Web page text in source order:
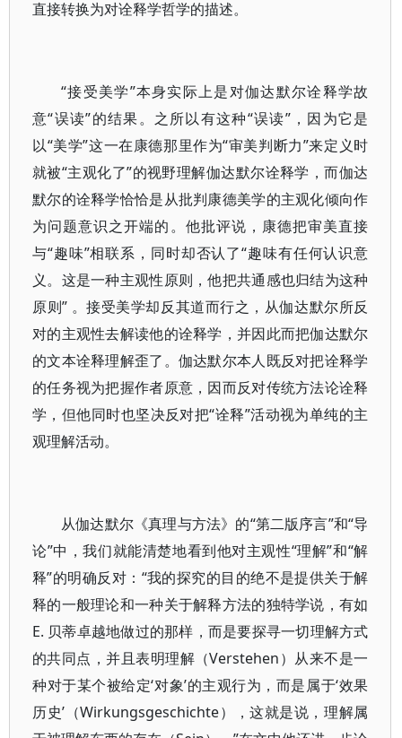
直接转换为对诠释学哲学的描述。
“接受美学”本身实际上是对伽达默尔诠释学故
意“误读”的结果。之所以有这种“误读”，因为它是
以“美学”这一在康德那里作为“审美判断力”来定义时
就被“主观化了”的视野理解伽达默尔诠释学，而伽达
默尔的诠释学恰恰是从批判康德美学的主观化倾向作
为问题意识之开端的。他批评说，康德把审美直接
与“趣味”相联系，同时却否认了“趣味有任何认识意
义。这是一种主观性原则，他把共通感也归结为这种
原则” 。接受美学却反其道而行之，从伽达默尔所反
对的主观性去解读他的诠释学，并因此而把伽达默尔
的文本诠释理解歪了。伽达默尔本人既反对把诠释学
的任务视为把握作者原意，因而反对传统方法论诠释
学，但他同时也坚决反对把“诠释”活动视为单纯的主
观理解活动。
从伽达默尔《真理与方法》的“第二版序言”和“导
论”中，我们就能清楚地看到他对主观性“理解”和“解
释”的明确反对：“我的探究的目的绝不是提供关于解
释的一般理论和一种关于解释方法的独特学说，有如
E. 贝蒂卓越地做过的那样，而是要探寻一切理解方式
的共同点，并且表明理解（Verstehen）从来不是一
种对于某个被给定‘对象’的主观行为，而是属于‘效果
历史’（Wirkungsgeschichte），这就是说，理解属